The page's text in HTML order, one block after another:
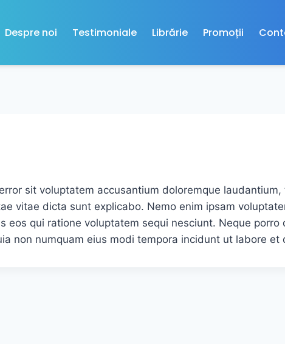
Despre noi Testimoniale Librărie Promoții
sit voluptatem accusantium doloremque
vitae dicta sunt explicabo. Nemo enim ipsam
eos qui ratione voluptatem sequi nesciunt. Neque
non numquam eius modi tempora incidunt ut labore